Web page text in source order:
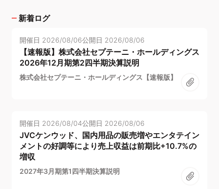
新着ログ
開催日 2026/08/06公開日 2026/08/06
【速報版】株式会社セプテーニ・ホールディングス
2026年12月期第2四半期決算説明
株式会社セプテーニ・ホールディングス【速報版】
開催日 2026/08/04公開日 2026/08/06
JVCケンウッド、国内用品の販売増やエンタテイン
メントの好調等により売上収益は前期比+10.7%の
増収
2027年3月期第1四半期決算説明